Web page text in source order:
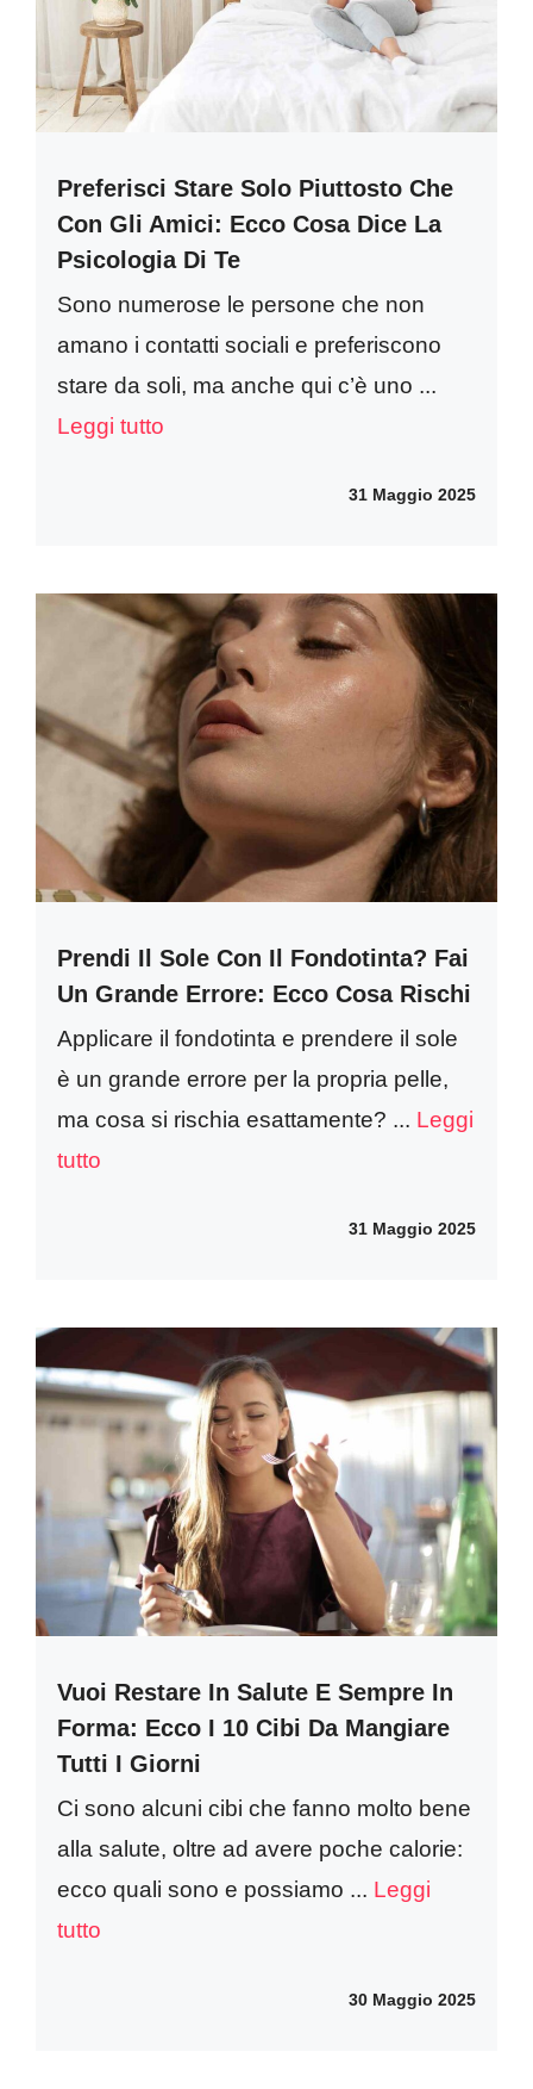
Preferisci Stare Solo Piuttosto Che
Con Gli Amici: Ecco Cosa Dice La
Psicologia Di Te
Sono numerose le persone che non
amano i contatti sociali e preferiscono
stare da soli, ma anche qui c’è uno ...
Leggi tutto
31 Maggio 2025
Prendi Il Sole Con Il Fondotinta? Fai
Un Grande Errore: Ecco Cosa Rischi
Applicare il fondotinta e prendere il sole
è un grande errore per la propria pelle,
ma cosa si rischia esattamente? ... Leggi
tutto
31 Maggio 2025
Vuoi Restare In Salute E Sempre In
Forma: Ecco I 10 Cibi Da Mangiare
Tutti I Giorni
Ci sono alcuni cibi che fanno molto bene
alla salute, oltre ad avere poche calorie:
ecco quali sono e possiamo ... Leggi
tutto
30 Maggio 2025